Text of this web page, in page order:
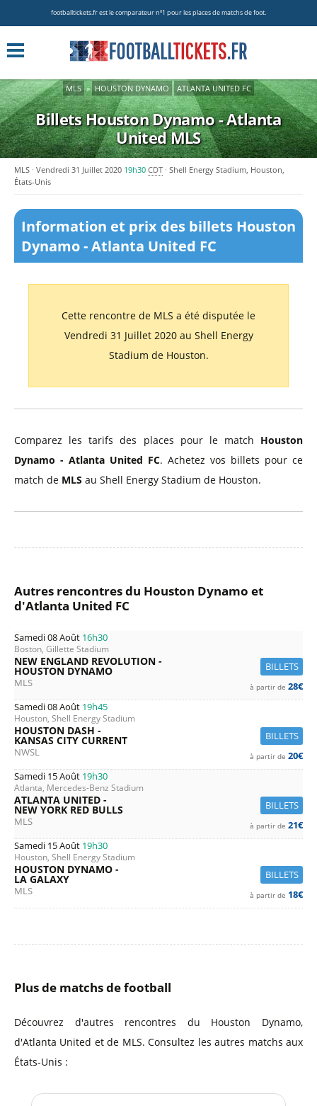
footballtickets.fr est le comparateur nº1 pour les places de matchs de foot.
MLS » HOUSTON DYNAMO ATLANTA UNITED FC
Billets Houston Dynamo - Atlanta
UnitedMLS
MLS Vendredi 31 Juillet 2020 19h30 CDT
Shell Energy Stadium, Houston,
États-Unis
Information et prix des billets Houston
Dynamo - Atlanta United FC
Cette rencontre de MLS a été disputée le
Vendredi 31 Juillet 2020 au Shell Energy
Stadium de Houston.
Comparez les tarifs des places pour le match Houston
Dynamo - Atlanta United FC. Achetez vos billets pour ce
match de MLS au Shell Energy Stadium de Houston.
Autres rencontres du Houston Dynamo et
d'Atlanta United FC
Samedi 08 Août 16h30
Boston, Gillette Stadium
BILLETS
NEW ENGLAND REVOLUTION -
HOUSTON DYNAMO
MLS à partir de 28€
Samedi 08 Août 19h45
Houston, Shell Energy Stadium
BILLETS
HOUSTON DASH -
KANSAS CITY CURRENT
NWSL à partir de 20€
Samedi 15 Août 19h30
Atlanta, Mercedes-Benz Stadium
BILLETS
ATLANTA UNITED -
NEW YORK RED BULLS
MLS à partir de 21€
Samedi 15 Août 19h30
Houston, Shell Energy Stadium
BILLETS
HOUSTON DYNAMO -
LA GALAXY
MLS à partir de 18€
Plus de matchs de football
Découvrez d'autres rencontres du Houston Dynamo,
d'Atlanta United et de MLS. Consultez les autres matchs aux
États-Unis :